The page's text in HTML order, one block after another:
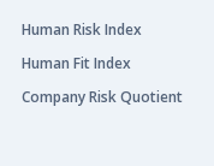
Human Risk Index
Human Fit Index
Company Risk Quotient